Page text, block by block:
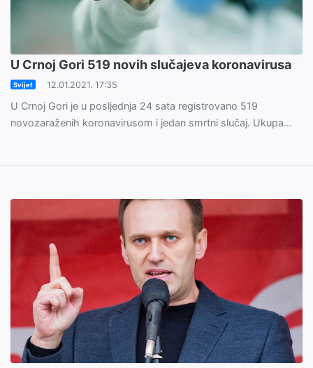
U Crnoj Gori 519 novih slučajeva koronavirusa
Svijet 12.01.2021. 17:35
U Crnoj Gori je u posljednja 24 sata registrovano 519
novozaraženih koronavirusom i jedan smrtni slučaj. Ukupa...